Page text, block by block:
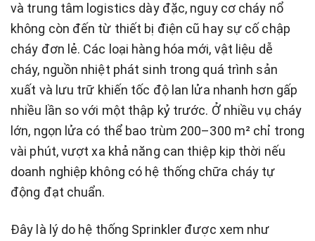
và trung tâm logistics dày đặc, nguy cơ cháy nổ
không còn đến từ thiết bị điện cũ hay sự cố chập
cháy đơn lẻ. Các loại hàng hóa mới, vật liệu dễ
cháy, nguồn nhiệt phát sinh trong quá trình sản
xuất và lưu trữ khiến tốc độ lan lửa nhanh hơn gấp
nhiều lần so với một thập kỷ trước. Ở nhiều vụ cháy
lớn, ngọn lửa có thể bao trùm 200–300 m² chỉ trong
vài phút, vượt xa khả năng can thiệp kịp thời nếu
doanh nghiệp không có hệ thống chữa cháy tự
động đạt chuẩn.
Đây là lý do hệ thống Sprinkler được xem như